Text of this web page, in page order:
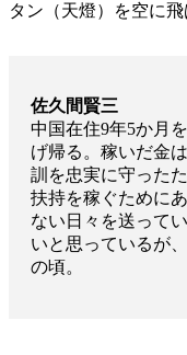
佐久間賢三
中国在住9年5か月
げ帰る。稼いだ金
訓を忠実に守った
扶持を稼ぐために
ない日々を送って
いと思っているが
の頃。